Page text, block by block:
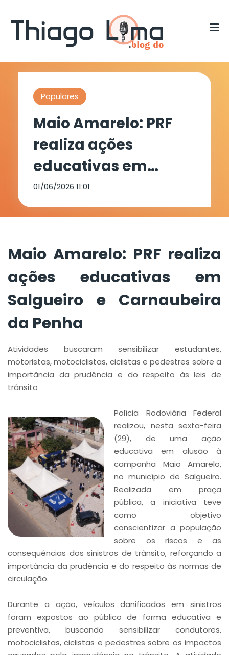
Populares
Maio Amarelo: PRF
realiza ações
educativas em
Salgueiro e
Carnaubeira da
01/06/2026 11:01
Maio Amarelo: PRF realiza
ações educativas em
Salgueiro e Carnaubeira
da Penha
Atividades buscaram sensibilizar estudantes,
motoristas, motociclistas, ciclistas e pedestres sobre a
importância da prudência e do respeito às leis de
trânsito
Polícia Rodoviária Federal
realizou, nesta sexta-feira
(29), de uma ação
educativa em alusão à
campanha Maio Amarelo,
no município de Salgueiro.
Realizada em praça
pública, a iniciativa teve
como objetivo
conscientizar a população
sobre os riscos e as
consequências dos sinistros de trânsito, reforçando a
importância da prudência e do respeito às normas de
circulação.
Durante a ação, veículos danificados em sinistros
foram expostos ao público de forma educativa e
preventiva, buscando sensibilizar condutores,
motociclistas, ciclistas e pedestres sobre os impactos